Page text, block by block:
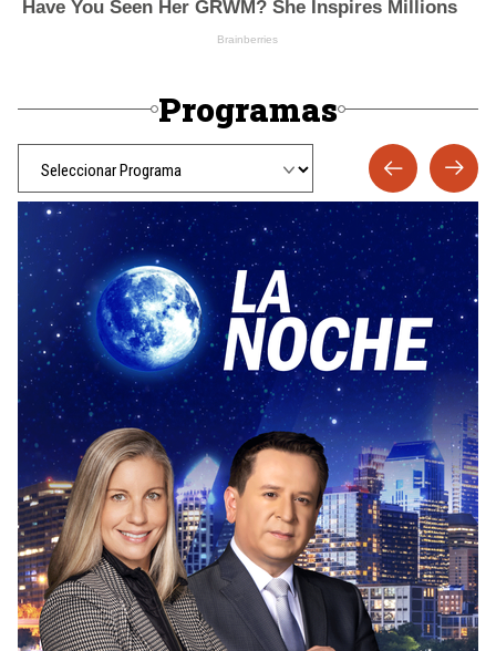
Programas